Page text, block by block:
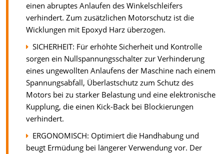
einen abruptes Anlaufen des Winkelschleifers
verhindert. Zum zusätzlichen Motorschutz ist die
Wicklungen mit Epoxyd Harz überzogen.
SICHERHEIT: Für erhöhte Sicherheit und Kontrolle
sorgen ein Nullspannungsschalter zur Verhinderung
eines ungewollten Anlaufens der Maschine nach einem
Spannungsabfall, Überlastschutz zum Schutz des
Motors bei zu starker Belastung und eine elektronische
Kupplung, die einen Kick-Back bei Blockierungen
verhindert.
ERGONOMISCH: Optimiert die Handhabung und
beugt Ermüdung bei längerer Verwendung vor. Der